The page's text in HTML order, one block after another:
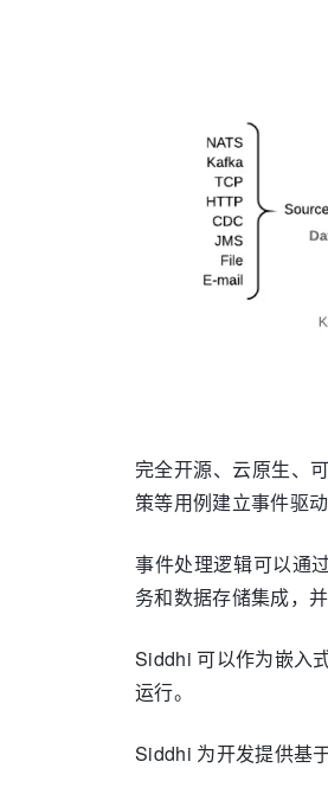
完全开源、云原生、
策等用例建立事件驱动
事件处理逻辑可以通
务和数据存储集成，
Siddhi 可以作为嵌入
运行。
Siddhi 为开发提供基